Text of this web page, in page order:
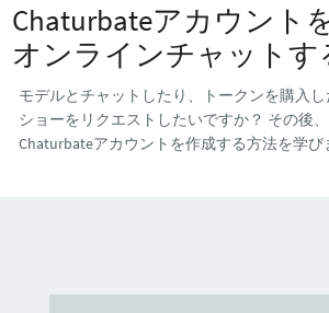
Chaturbateアカウント
オンラインチャットす
モデルとチャットしたり、トークンを購入
ショーをリクエストしたいですか？ その後
Chaturbateアカウントを作成する方法を学び